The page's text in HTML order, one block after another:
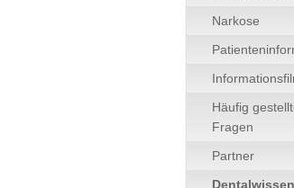
Narkose
Häufig
Fragen
Partner
Dentalwissen